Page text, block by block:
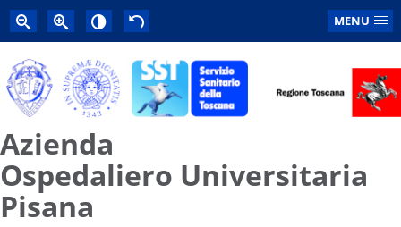
MENU
Azienda
Ospedaliero Universitaria
Pisana